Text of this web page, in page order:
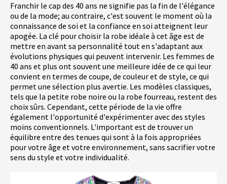
Franchir le cap des 40 ans ne signifie pas la fin de l'élégance
ou de la mode; au contraire, c'est souvent le moment où la
connaissance de soi et la confiance en soi atteignent leur
apogée. La clé pour choisir la robe idéale à cet âge est de
mettre en avant sa personnalité tout en s'adaptant aux
évolutions physiques qui peuvent intervenir. Les femmes de
40 ans et plus ont souvent une meilleure idée de ce qui leur
convient en termes de coupe, de couleur et de style, ce qui
permet une sélection plus avertie. Les modèles classiques,
tels que la petite robe noire ou la robe fourreau, restent des
choix sûrs. Cependant, cette période de la vie offre
également l'opportunité d'expérimenter avec des styles
moins conventionnels. L'important est de trouver un
équilibre entre des tenues qui sont à la fois appropriées
pour votre âge et votre environnement, sans sacrifier votre
sens du style et votre individualité.